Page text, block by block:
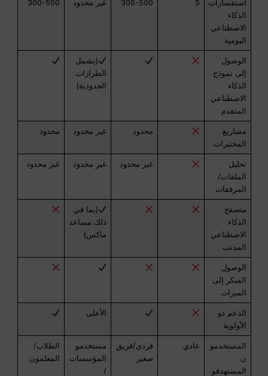
استفسارات
الذكاء
الاصطناعي
اليومية
5
300-500 غير محدود 300-500
الوصول
إلى نموذج
الذكاء
الاصطناعي
المتقدم
(يشمل
الطرازات
الحدودية)
مشاريع
المختبرات
محدود غير محدود محدود
تحليل
الملفات/
المرفقات
غير محدود غير محدود غير محدود
متصفح
الذكاء
الاصطناعي
المذنب
(بما في
ذلك مساعد
ماكس)
الوصول
المبكر إلى
الميزات
الدعم ذو
الأولوية
الأعلى
المستخدمو
ن
المستهدفو
عادي
فردي/فريق
صغير
مستخدمو
المؤسسات
/
الطلاب/
المعلمون